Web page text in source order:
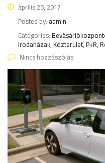
április 25, 2017
Posted by: admin
Categories:
Irodaházak, Közterület, P+R,
Nincs hozzászólás